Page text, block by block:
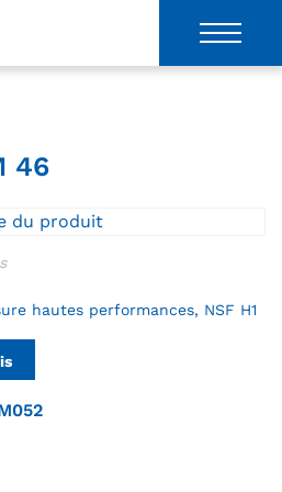
46
hautes performances, NSF H1